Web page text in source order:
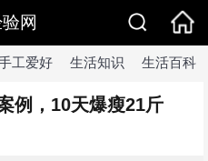
网
工爱好 生活知识 生活百科
例，10天爆瘦21斤